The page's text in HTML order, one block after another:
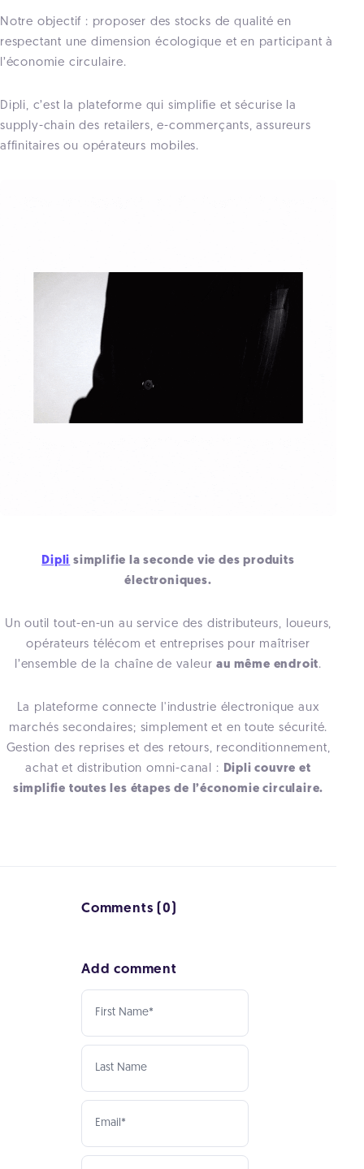
Notre objectif : proposer des stocks de qualité en
respectant une dimension écologique et en participant à
l’économie circulaire.
Dipli, c’est la plateforme qui simplifie et sécurise la
supply-chain des retailers, e-commerçants, assureurs
affinitaires ou opérateurs mobiles.
Dipli simplifie la seconde vie des produits
électroniques.
Un outil tout-en-un au service des distributeurs, loueurs,
opérateurs télécom et entreprises pour maîtriser
l’ensemble de la chaîne de valeur au même endroit.
La plateforme connecte l'industrie électronique aux
marchés secondaires; simplement et en toute sécurité.
Gestion des reprises et des retours, reconditionnement,
achat et distribution omni-canal : Dipli couvre et
simplifie toutes les étapes de l’économie circulaire.
Comments (0)
Add comment